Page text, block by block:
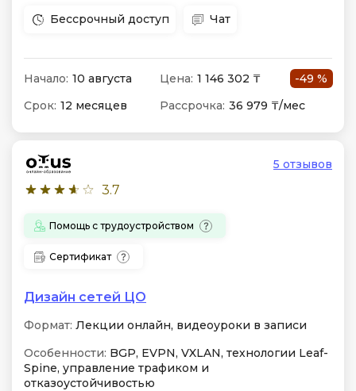
Бессрочный доступ Чат
Начало: 10 августа Цена: 1 146 302 ₸
-49 %
Срок: 12 месяцев Рассрочка: 36 979 ₸/мес
3.7
5 отзывов
Помощь с трудоустройством
Сертификат
Дизайн сетей ЦО
Формат: Лекции онлайн, видеоуроки в записи
Особенности: BGP, EVPN, VXLAN, технологии Leaf-
Spine, управление трафиком и
отказоустойчивостью